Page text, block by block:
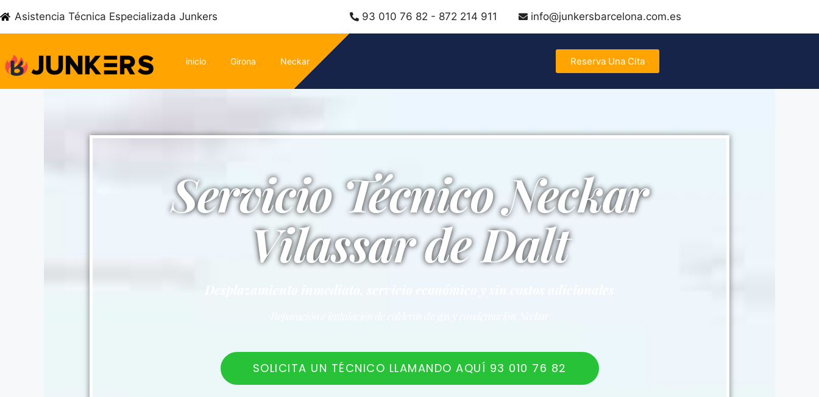
Asistencia Técnica Especializada Junkers 93 010 76 82 - 872 214 911 info@junkersbarcelona.com.es
inicio Girona Neckar Reserva Una Cita
Servicio Técnico Neckar
Vilassar de Dalt
SOLICITA UN TÉCNICO LLAMANDO AQUÍ 93 010 76 82